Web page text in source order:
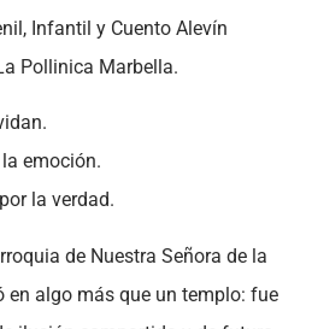
Infantil y Cuento Alevín
Pollinica Marbella.
emoción.
la verdad.
de Nuestra Señora de la
en algo más que un templo: fue